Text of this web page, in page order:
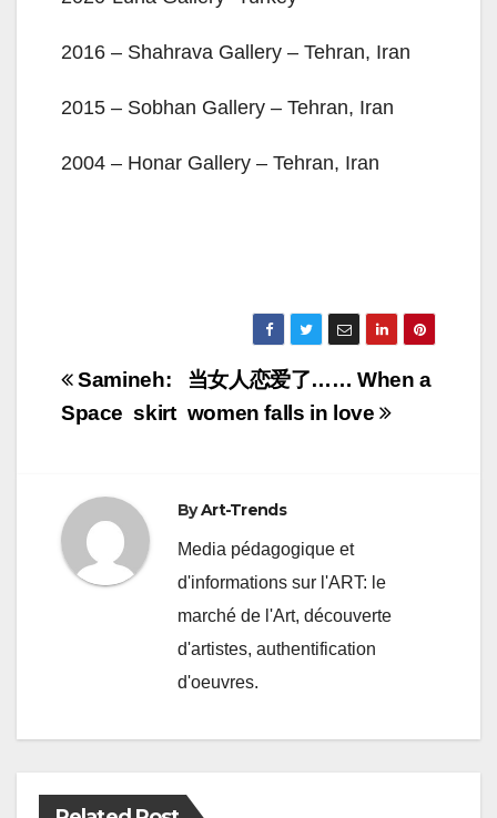
2016 – Shahrava Gallery – Tehran, Iran
2015 – Sobhan Gallery – Tehran, Iran
2004 – Honar Gallery – Tehran, Iran
Navigation
de
当女人恋爱了…… When a
women falls in love
Samineh:
Space skirt
ByArt-Trends
Media pédagogique et
d'informations sur l'ART: le
marché de l'Art, découverte
d'artistes, authentification
d'oeuvres.